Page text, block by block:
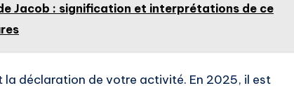
de Jacob : signification et interprétations de ce
la déclaration de votre activité. En 2025, il est